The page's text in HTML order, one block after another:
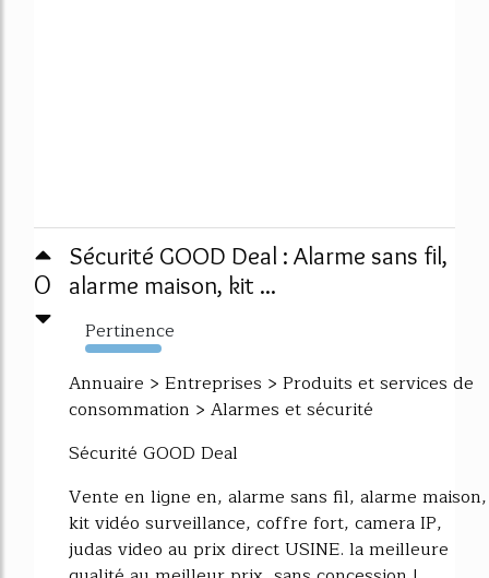
0
Sécurité GOOD Deal : Alarme sans fil,
alarme maison, kit ...
Pertinence
10242%
Annuaire > Entreprises > Produits et services de
consommation > Alarmes et sécurité
Sécurité GOOD Deal
Vente en ligne en, alarme sans fil, alarme maison,
kit vidéo surveillance, coffre fort, camera IP,
judas video au prix direct USINE. la meilleure